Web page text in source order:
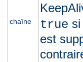
chaîne true
est